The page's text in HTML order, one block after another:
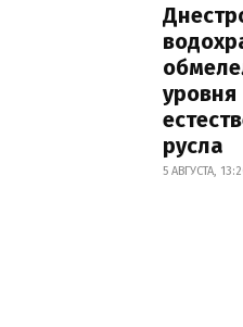
уровня
русла
5 АВГУСТА,